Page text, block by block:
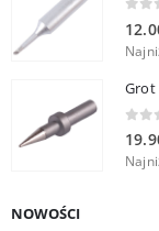
Grot
0
NOWOŚCI